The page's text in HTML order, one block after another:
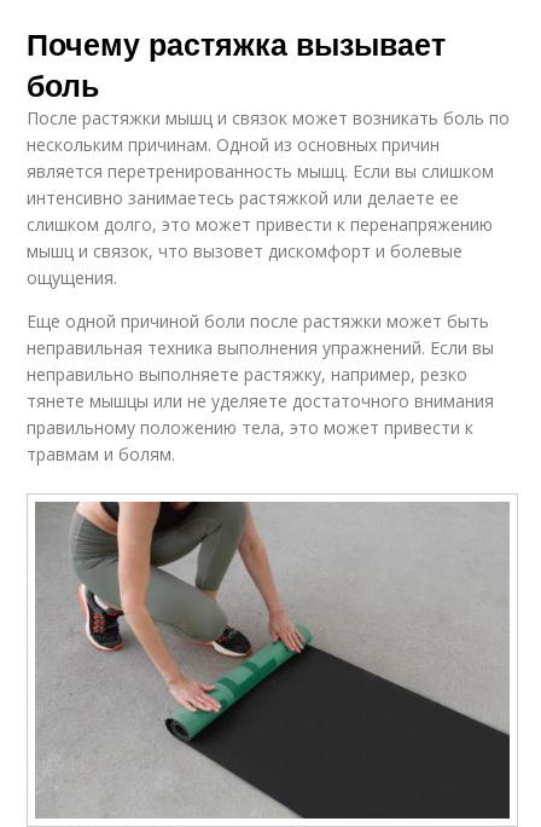
Почему растяжка вызывает
боль
После растяжки мышц и связок может возникать боль по
нескольким причинам. Одной из основных причин
является перетренированность мышц. Если вы слишком
интенсивно занимаетесь растяжкой или делаете ее
слишком долго, это может привести к перенапряжению
мышц и связок, что вызовет дискомфорт и болевые
ощущения.
Еще одной причиной боли после растяжки может быть
неправильная техника выполнения упражнений. Если вы
неправильно выполняете растяжку, например, резко
тянете мышцы или не уделяете достаточного внимания
правильному положению тела, это может привести к
травмам и болям.